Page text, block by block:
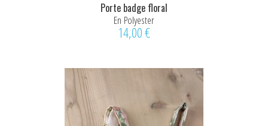
Porte badge floral
En Polyester
14,00 €